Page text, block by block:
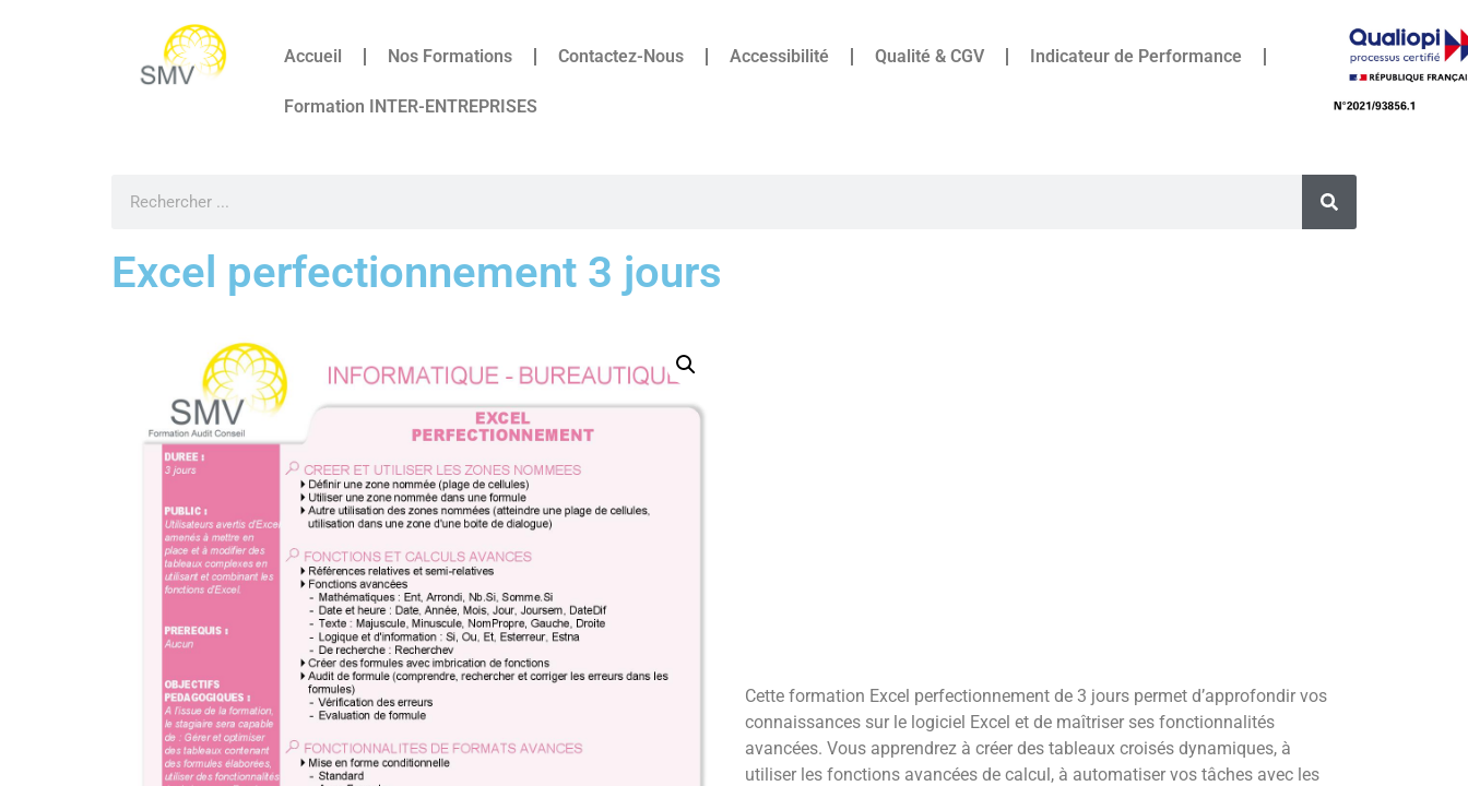
Accueil Nos Formations Contactez-Nous Accessibilité Qualité & CGV Indicateur de Performance
Formation INTER-ENTREPRISES
Excel perfectionnement 3 jours
Cette formation Excel perfectionnement de 3 jours permet d’approfondir vos
connaissances sur le logiciel Excel et de maîtriser ses fonctionnalités
avancées. Vous apprendrez à créer des tableaux croisés dynamiques, à
utiliser les fonctions avancées de calcul, à automatiser vos tâches avec les